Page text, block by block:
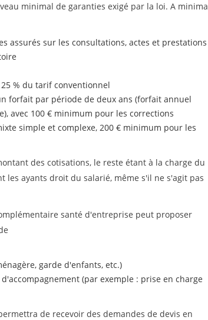
minimal de garanties exigé par la loi. A minima
assurés sur les consultations, actes et prestations
% du tarif conventionnel
forfait par période de deux ans (forfait annuel
avec 100 € minimum pour les corrections
simple et complexe, 200 € minimum pour les
des cotisations, le reste étant à la charge du
les ayants droit du salarié, même s'il ne s'agit pas
santé d'entreprise peut proposer
garde d'enfants, etc.)
(par exemple : prise en charge
de recevoir des demandes de devis en